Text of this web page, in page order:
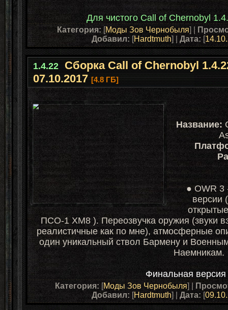
Для чистого Call of Chernobyl
Категория: [Моды Зов Чернобыля] |
Добавил: [Hardtmuth] | Дата: [
1.4.22
Сборка Call of Chernobyl
07.10.2017 [4.8 ГБ]
Название:
● OWR 3
версии
ПСО-1 ХМ8 ). Переозвучка оружия (звуки
реалистичные как по мне), атмосферные
один уникальный ствол Бармену и
Наемникам.
Финальная
Категория: [Моды Зов Чернобыля] |
Добавил: [Hardtmuth] | Дата: [